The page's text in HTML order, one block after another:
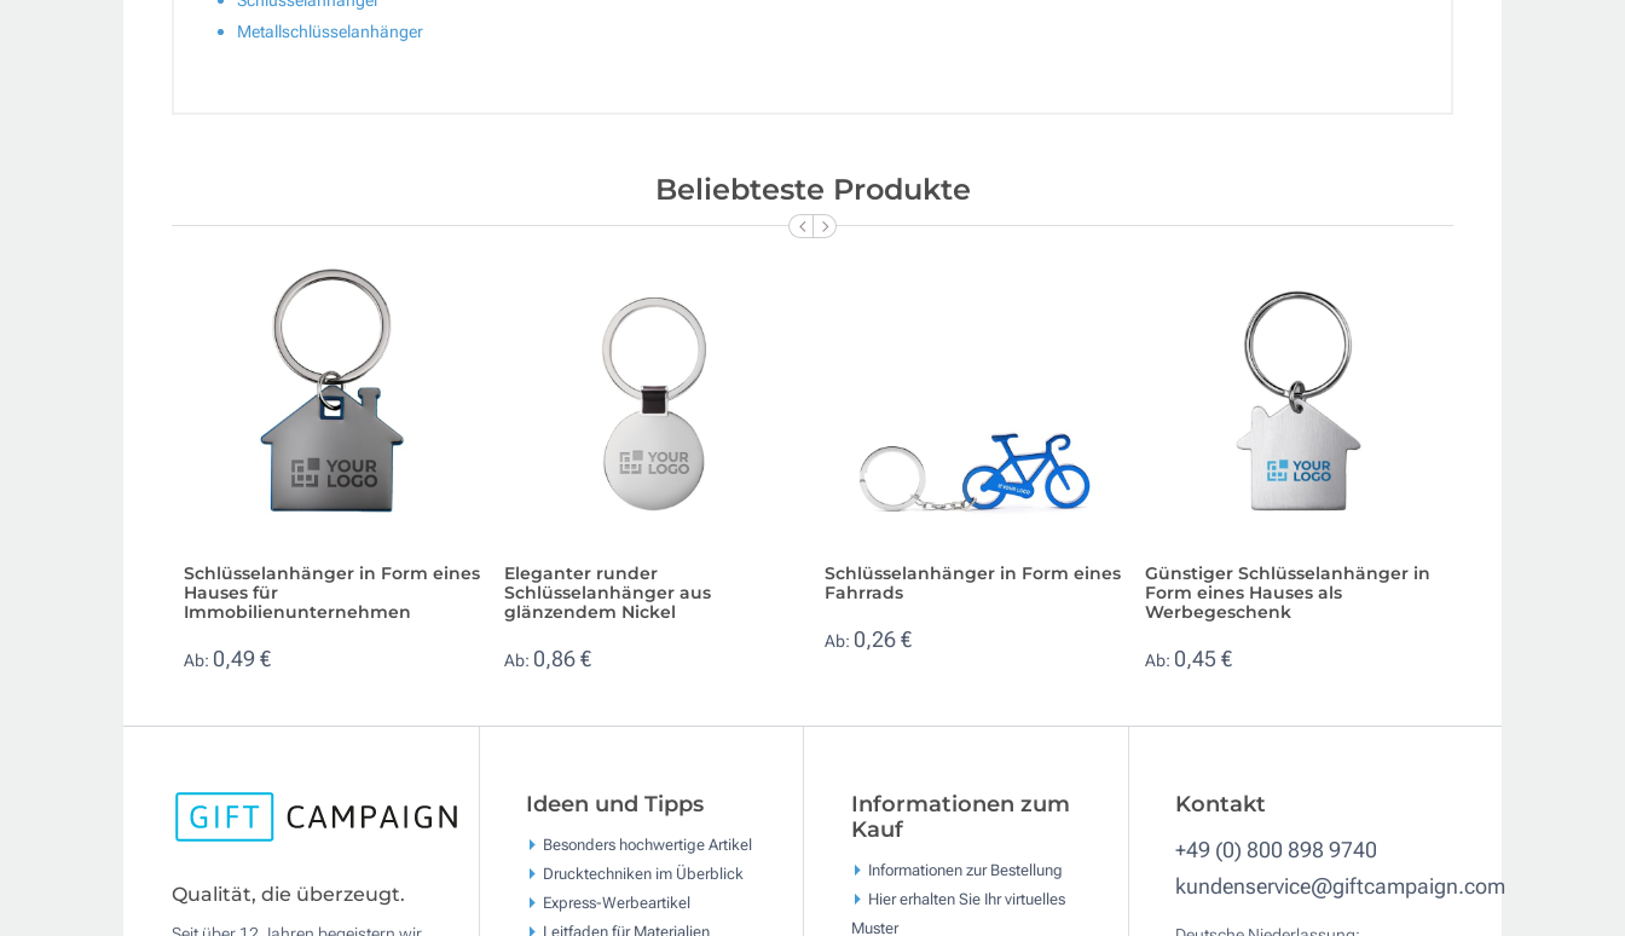
Metallschlüsselanhänger
Beliebteste Produkte
Schlüsselanhänger in Form eines
Hauses für
Immobilienunternehmen
Ab: 0,49 €
Eleganter runder
Schlüsselanhänger aus
glänzendem Nickel
Ab: 0,86 €
Schlüsselanhänger in Form eines
Fahrrads
Ab: 0,26 €
Günstiger Schlüsselanhänger in
Form eines Hauses als
Werbegeschenk
Ab: 0,45 €
Qualität, die überzeugt.
Ideen und Tipps
Besonders hochwertige Artikel
Drucktechniken im Überblick
Express-Werbeartikel
Leitfaden für Materialien
Informationen zum
Kauf
Informationen zur Bestellung
Hier erhalten Sie Ihr virtuelles
Muster
Kontakt
+49 (0) 800 898 9740
kundenservice@giftcampaign.com